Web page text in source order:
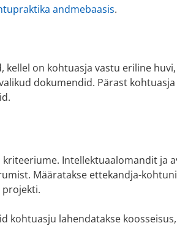
andmebaasis.
on kohtuasja vastu eriline
dokumendid. Pärast
Intellektuaalomandit ja
Määratakse ettekandja-
projekti.
kohtuasju lahendatakse